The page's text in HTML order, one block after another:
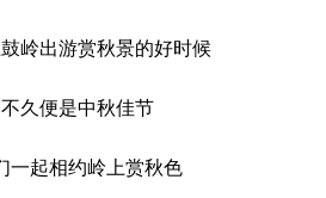
岭出游赏秋景的好时候
不久便是中秋佳节
一起相约岭上赏秋色